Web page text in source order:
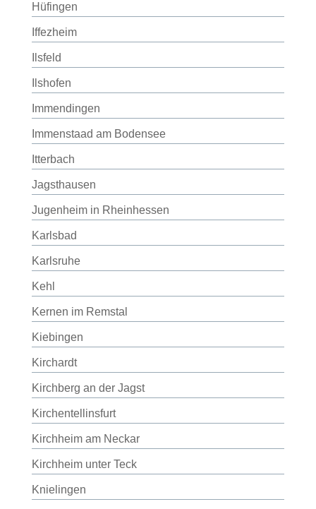
Hüfingen
Iffezheim
Ilsfeld
Ilshofen
Immendingen
Immenstaad am Bodensee
Itterbach
Jagsthausen
Jugenheim in Rheinhessen
Karlsbad
Karlsruhe
Kehl
Kernen im Remstal
Kiebingen
Kirchardt
Kirchberg an der Jagst
Kirchentellinsfurt
Kirchheim am Neckar
Kirchheim unter Teck
Knielingen